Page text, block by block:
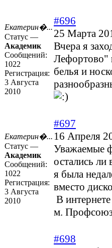
Екатерин�...
Статус —
Академик
Сообщений:
1022
Регистрация:
3 Августа
2010
#696
25 Марта
Вчера я
Лефортово"
белья и
Екатерин�...
Статус —
Академик
Сообщений:
1022
Регистрация:
3 Августа
2010
#697
16 Апреля
Уважаемые
остались
я была
вместо
В
м.
#698